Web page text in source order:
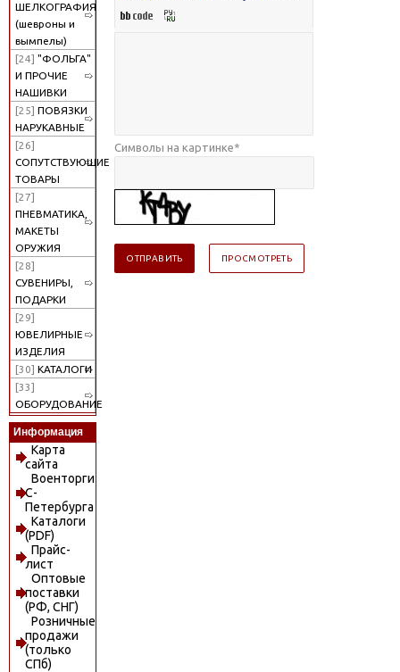
ШЕЛКОГРАФИЯ
(шевроны и
вымпелы)
[24] "ФОЛЬГА"
И ПРОЧИЕ
НАШИВКИ
[25] ПОВЯЗКИ
НАРУКАВНЫЕ
[26]
СОПУТСТВУЮЩИЕ
ТОВАРЫ
[27]
ПНЕВМАТИКА,
МАКЕТЫ
ОРУЖИЯ
[28]
СУВЕНИРЫ,
ПОДАРКИ
[29]
ЮВЕЛИРНЫЕ
ИЗДЕЛИЯ
[30] КАТАЛОГИ
[33]
ОБОРУДОВАНИЕ
Информация
Карта
сайта
Военторги
С-
Петербурга
Каталоги
(PDF)
Прайс-
лист
Оптовые
поставки
(РФ, СНГ)
Розничные
продажи
(только
СПб)
Символы на картинке*